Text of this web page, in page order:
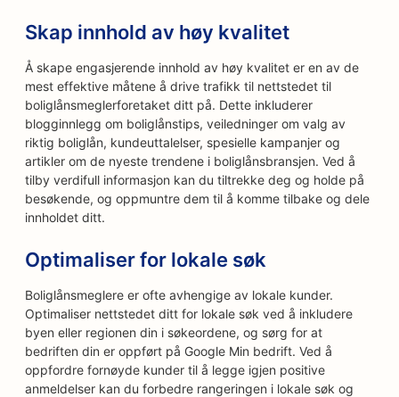
Skap innhold av høy kvalitet
Å skape engasjerende innhold av høy kvalitet er en av de
mest effektive måtene å drive trafikk til nettstedet til
boliglånsmeglerforetaket ditt på. Dette inkluderer
blogginnlegg om boliglånstips, veiledninger om valg av
riktig boliglån, kundeuttalelser, spesielle kampanjer og
artikler om de nyeste trendene i boliglånsbransjen. Ved å
tilby verdifull informasjon kan du tiltrekke deg og holde på
besøkende, og oppmuntre dem til å komme tilbake og dele
innholdet ditt.
Optimaliser for lokale søk
Boliglånsmeglere er ofte avhengige av lokale kunder.
Optimaliser nettstedet ditt for lokale søk ved å inkludere
byen eller regionen din i søkeordene, og sørg for at
bedriften din er oppført på Google Min bedrift. Ved å
oppfordre fornøyde kunder til å legge igjen positive
anmeldelser kan du forbedre rangeringen i lokale søk og